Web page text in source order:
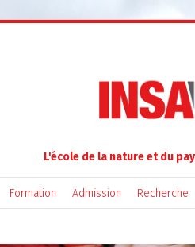
L'école de la nature et du
Formation Admission Recherche